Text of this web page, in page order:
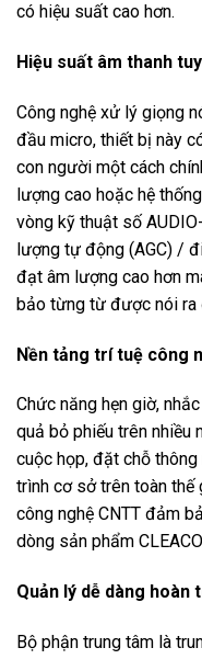
có hiệu suất cao hơn.
Hiệu suất âm thanh
Công nghệ xử lý giọng
đầu micro, thiết bị này
con người một cách
lượng cao hoặc hệ
vòng kỹ thuật số
lượng tự động (AGC) /
đạt âm lượng cao hơn
bảo từng từ được nói ra
Nền tảng trí tuệ công
Chức năng hẹn giờ,
quả bỏ phiếu trên nhiều
cuộc họp, đặt chỗ
trình cơ sở trên toàn
công nghệ CNTT đảm
dòng sản phẩm
Quản lý dễ dàng hoàn
Bộ phận trung tâm là